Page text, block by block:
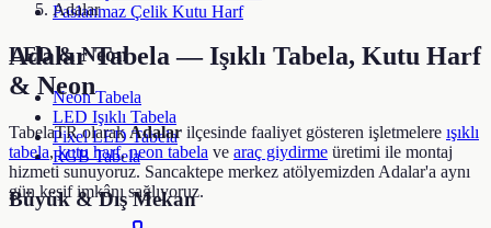
Paslanmaz Çelik Kutu Harf
LED & Neon
Neon Tabela
LED Işıklı Tabela
Pixel LED Tabela
RGB Tabela
Büyük & Dış Mekan
Adalar
AdalarTabela — Işıklı Tabela, Kutu Harf
& Neon
TabelaTR olarak Adalar ilçesinde faaliyet gösteren işletmelere ışıklı
tabela, kutu harf, neon tabela ve araç giydirme üretimi ile montaj
hizmeti sunuyoruz. Sancaktepe merkez atölyemizden Adalar'a aynı
gün keşif imkânı sağlıyoruz.